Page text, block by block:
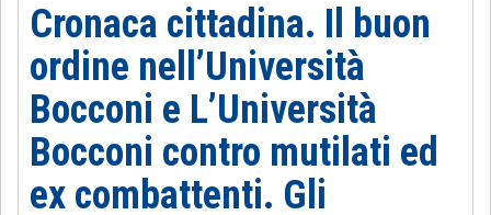
Cronaca cittadina. Il buon
ordine nell’Università
Bocconi e L’Università
Bocconi contro mutilati ed
ex combattenti. Gli